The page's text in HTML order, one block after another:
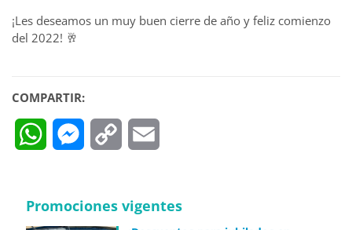
¡Les deseamos un muy buen cierre de año y feliz comienzo
del 2022! 🥂
COMPARTIR:
WhatsAppMessenger
Copy
Promociones vigentes